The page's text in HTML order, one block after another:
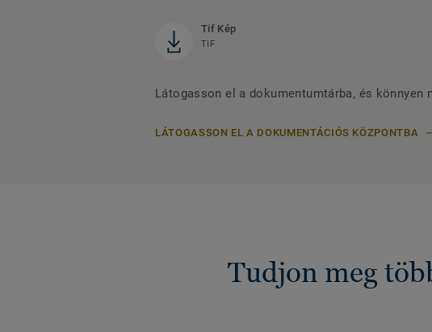
Tif Kép
TIF
Látogasson el a dokumentumtárba, és
LÁTOGASSON EL A DOKUMENTÁCIÓS KÖZPONTBA
Tudjon meg